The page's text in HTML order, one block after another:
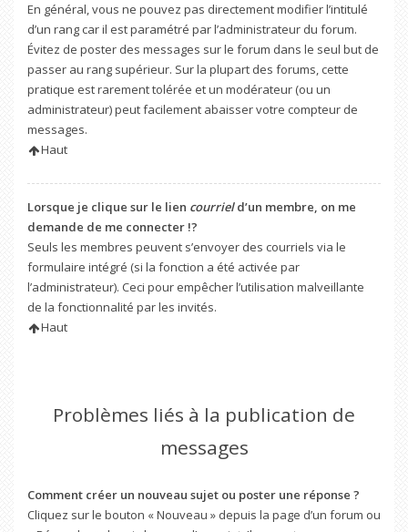
En général, vous ne pouvez pas directement modifier l’intitulé
d’un rang car il est paramétré par l’administrateur du forum.
Évitez de poster des messages sur le forum dans le seul but de
passer au rang supérieur. Sur la plupart des forums, cette
pratique est rarement tolérée et un modérateur (ou un
administrateur) peut facilement abaisser votre compteur de
messages.
Haut
Lorsque je clique sur le lien courrield’un membre, on me
demande de me connecter !?
Seuls les membres peuvent s’envoyer des courriels via le
formulaire intégré (si la fonction a été activée par
l’administrateur). Ceci pour empêcher l’utilisation malveillante
de la fonctionnalité par les invités.
Haut
Problèmes liés à la publication de
messages
Comment créer un nouveau sujet ou poster une réponse ?
Cliquez sur le bouton « Nouveau » depuis la page d’un forum ou